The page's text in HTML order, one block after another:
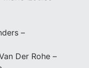
–
Der Rohe –